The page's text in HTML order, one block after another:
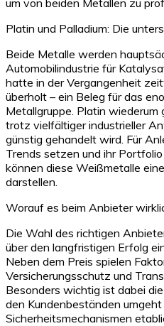
Platin und Palladium: Die
Beide Metalle werden
Automobilindustrie für
hatte in der Vergangenheit
überholt – ein Beleg für das
Metallgruppe. Platin
trotz vielfältiger industrieller
günstig gehandelt wird. Für
Trends setzen und ihr
können diese Weißmetalle
darstellen.
Worauf es beim Anbieter
Die Wahl des richtigen
über den langfristigen Erfolg
Neben dem Preis spielen
Versicherungsschutz und
Besonders wichtig ist dabei
den Kundenbeständen
Sicherheitsmechanismen